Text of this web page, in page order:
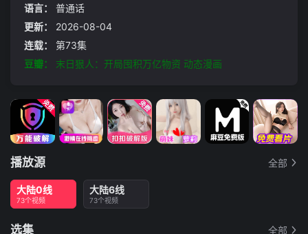
语言：
普通话
更新：
2026-08-04
连载：
第73集
豆瓣：
末日狠人：开局囤积万亿物资 动态漫画
播放源 全部
大陆0线
73个视频
大陆6线
73个视频
选集 全部